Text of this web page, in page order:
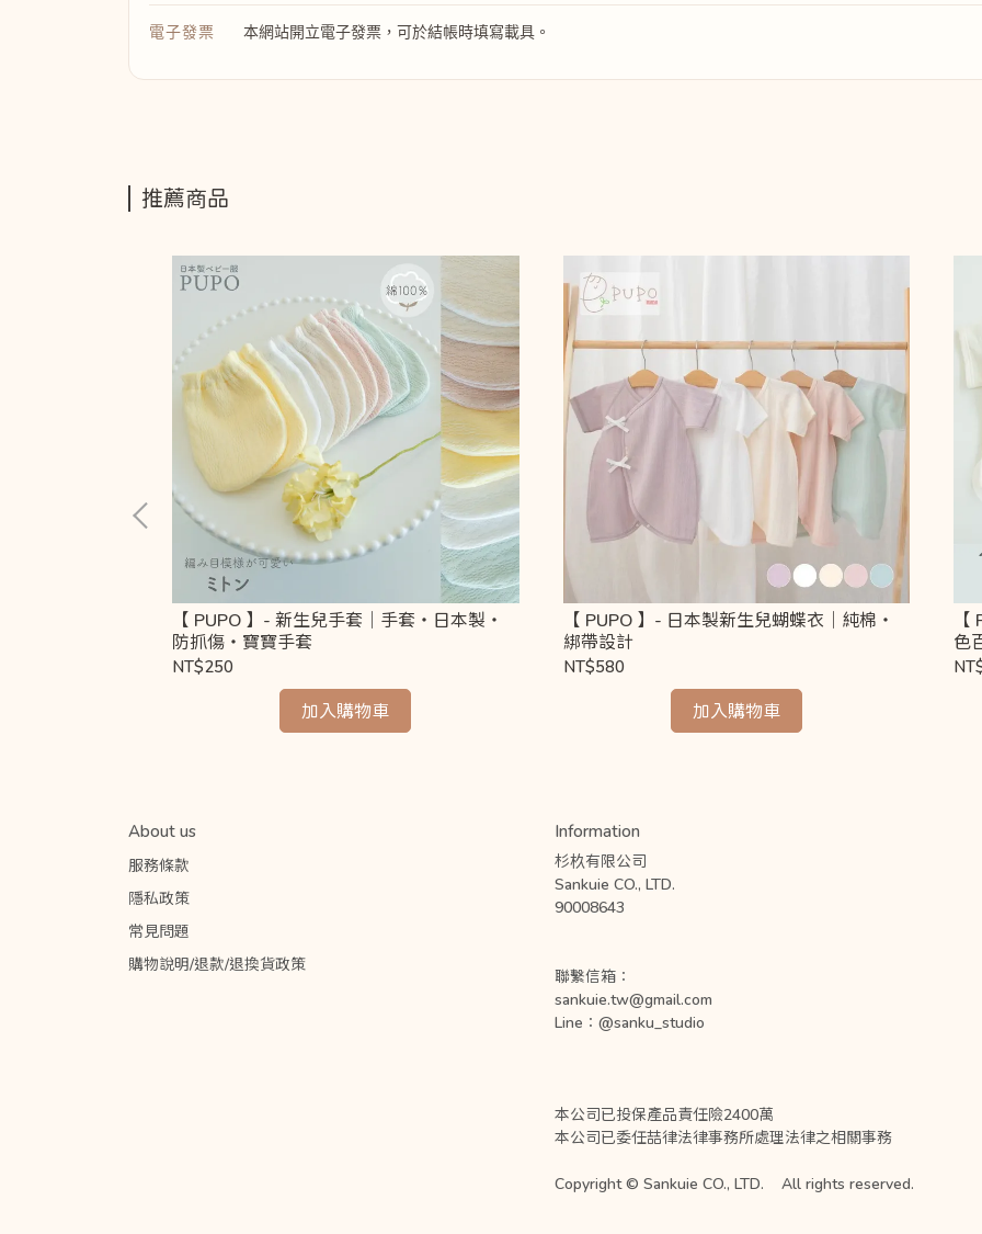
電子發票 本網站開立電子發票，可於結帳時填寫載具。
推薦商品
【 PUPO 】- 新生兒手套｜手套・日本製・
防抓傷・寶寶手套
NT$250
加入購物車
【 PUPO 】- 日本製新生兒蝴蝶衣｜純棉・
綁帶設計
NT$580
加入購物車
色
About us
服務條款
隱私政策
常見問題
購物說明/退款/退換貨政策
Information
杉杦有限公司
Sankuie CO., LTD.
90008643
聯繫信箱：
sankuie.tw@gmail.com
Line：@sanku_studio
本公司已投保產品責任險2400萬
本公司已委任喆律法律事務所處理法律之相關事務
Copyright © Sankuie CO., LTD.    All rights reserved.